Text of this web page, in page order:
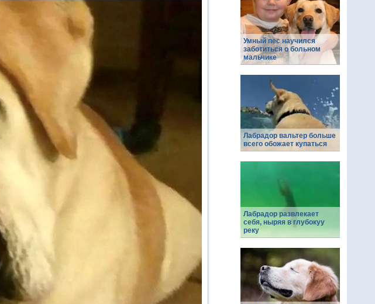
Умный пес научился
заботиться о больном
мальчике
Лабрадор вальтер больше
всего обожает купаться
Лабрадор развлекает
себя, ныряя в глубокуу
реку